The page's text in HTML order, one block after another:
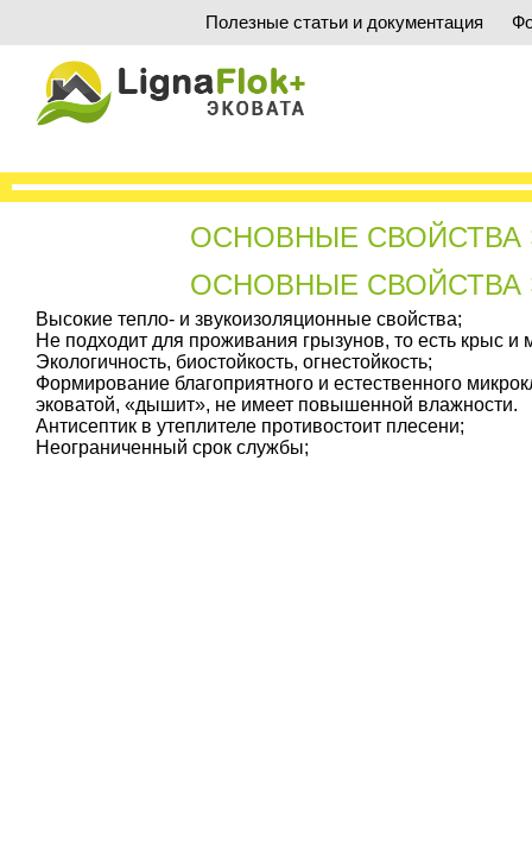
Полезные статьи и документация
ОСНОВНЫЕ СВОЙСТВА
ОСНОВНЫЕ СВОЙСТВА
Высокие тепло- и звукоизоляционные свойства;
Не подходит для проживания грызунов, то есть крыс
Экологичность, биостойкость, огнестойкость;
Формирование благоприятного и естественного
эковатой, «дышит», не имеет повышенной влажности.
Антисептик в утеплителе противостоит плесени;
Неограниченный срок службы;